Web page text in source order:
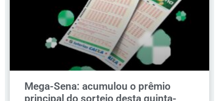
Mega-Sena: acumulou o prêmio